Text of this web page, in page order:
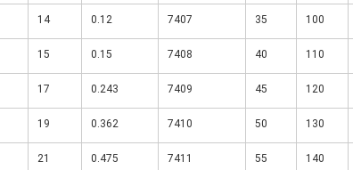
14 0.12 7407 35 100
15 0.15 7408 40 110
17 0.243 7409 45 120
19 0.362 7410 50 130
21 0.475 7411 55 140